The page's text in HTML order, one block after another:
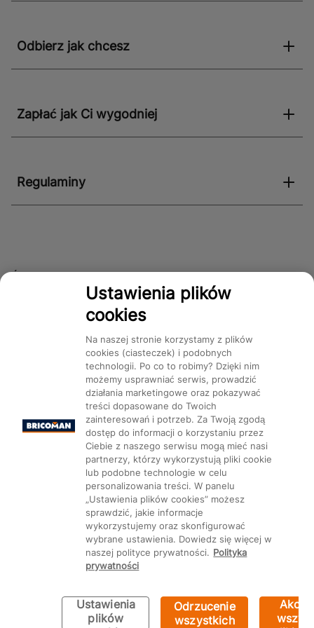
Odbierz jak chcesz
Zapłać jak Ci wygodniej
Regulaminy
Śledź nas!
Mapa Strony: Kategorie Produkty Marki CMS
Ustawienia plików cookie
Ustawienia plików
cookies
Na naszej stronie korzystamy z plików
cookies (ciasteczek) i podobnych
technologii. Po co to robimy? Dzięki nim
możemy usprawniać serwis, prowadzić
działania marketingowe oraz pokazywać
treści dopasowane do Twoich
zainteresowań i potrzeb. Za Twoją zgodą
dostęp do informacji o korzystaniu przez
Ciebie z naszego serwisu mogą mieć nasi
partnerzy, którzy wykorzystują pliki cookie
lub podobne technologie w celu
personalizowania treści. W panelu
„Ustawienia plików cookies” możesz
sprawdzić, jakie informacje
wykorzystujemy oraz skonfigurować
wybrane ustawienia. Dowiedz się więcej w
naszej polityce prywatności. Polityka
prywatności
Ustawienia
plików
Odrzucenie
wszystkich